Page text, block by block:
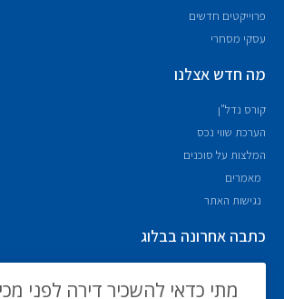
פרוייקטים חדשים
עסקי מסחרי
מה חדש אצלנו
קורס נדל"ן
הערכת שווי נכס
המלצות על סוכנים
מאמרים
נגישות האתר
כתבה אחרונה בבלוג
מתי כדאי להשכיר דירה לפני